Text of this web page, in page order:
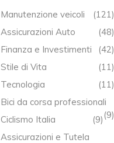
Manutenzione veicoli
(121)
Assicurazioni Auto
(48)
Finanza e Investimenti
(42)
Stile di Vita
(11)
Tecnologia
(11)
Bici da corsa professionali
(9)
Ciclismo Italia
(9)
Assicurazioni e Tutela